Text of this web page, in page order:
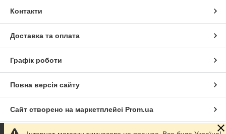
Контакти
Доставка та оплата
Графік роботи
Повна версія сайту
Сайт створено на маркетплейсі Prom.ua